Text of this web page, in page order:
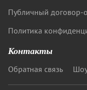
Публичный договор-
Политика
Контакты
Обратная связь